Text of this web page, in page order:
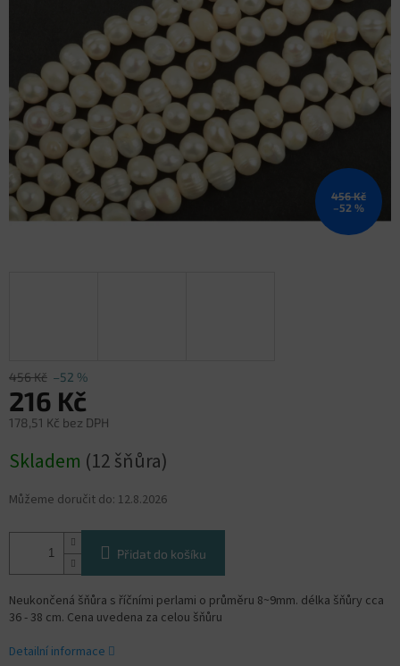
hvězdiček.
456 Kč
–52 %
456 Kč –52 %
216 Kč
178,51 Kč bez DPH
cena:
Skladem (12 šňůra)
Můžeme doručit do: 12.8.2026
Přidat do košíku
Neukončená šňůra s říčními perlami o průměru 8~9mm. délka šňůry cca
36 - 38 cm. Cena uvedena za celou šňůru
Detailní informace